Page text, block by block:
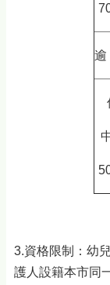
逾
3.資格限制：幼
護人設籍本市同